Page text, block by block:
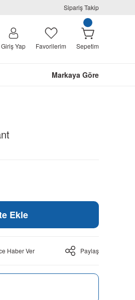
Sipariş Takip
Giriş Yap Favorilerim Sepetim
Markaya Göre
Ekle
Haber Ver Paylaş